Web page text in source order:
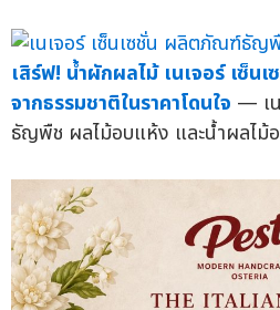
เสิร์ฟ! น้ำผักผลไม้ เนเจอร์ เซ็น
จากธรรมชาติในราคาโดนใจ — เ
ธัญพืช ผลไม้อบแห้ง และน้ำผลไม้